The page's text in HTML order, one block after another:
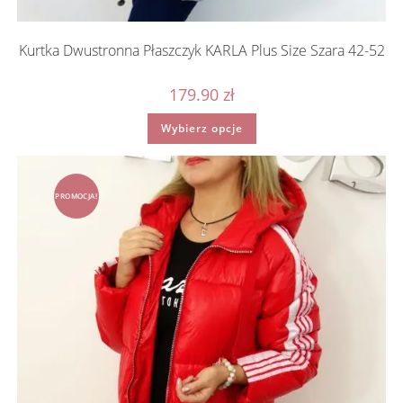
Kurtka Dwustronna Płaszczyk KARLA Plus Size Szara 42-52
179.90 zł
Wybierz opcje
Ten
ma
wiele
wariantów.
Opcje
można
wybrać
na
stronie
produktu
PROMOCJA!